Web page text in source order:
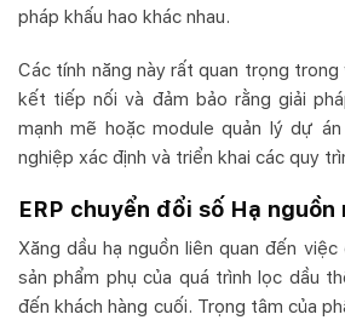
pháp khấu hao khác nhau.
Các tính năng này rất quan trọng
kết tiếp nối và đảm bảo rằng giải
mạnh mẽ hoặc module quản lý dự
nghiệp xác định và triển khai các quy
ERP chuyển đổi số Hạ nguồn
Xăng dầu hạ nguồn liên quan đến
sản phẩm phụ của quá trình lọc dầu
đến khách hàng cuối. Trọng tâm của